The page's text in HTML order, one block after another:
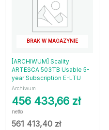
BRAK W MAGAZYNIE
[ARCHIWUM] Scality
ARTESCA 503TB Usable 5-
year Subscription E-LTU
Archiwum
456 433,66 zł
netto
561 413,40 zł